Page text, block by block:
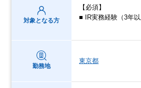
対象となる方
【必須】
■ IR実務経験（3年以
勤務地
東京都